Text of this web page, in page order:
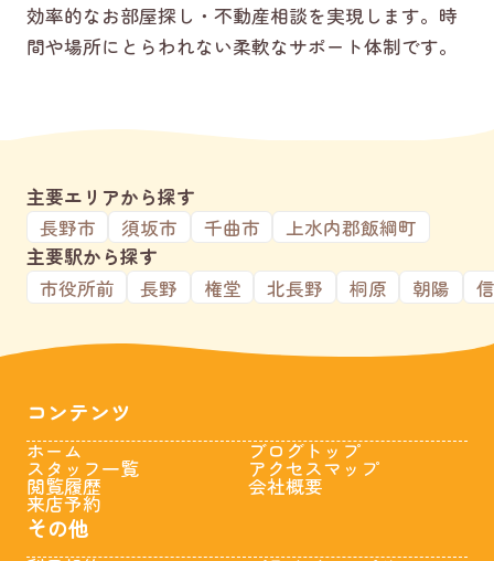
効率的なお部屋探し・不動産相談を実現します。時
間や場所にとらわれない柔軟なサポート体制です。
主要エリアから探す
長野市
須坂市 千曲市
上水内郡飯綱町
主要駅から探す
市役所前
長野 権堂 北長野 桐原 朝陽
コンテンツ
ホーム
スタッフ一覧
閲覧履歴
来店予約
ブログトップ
アクセスマップ
会社概要
その他